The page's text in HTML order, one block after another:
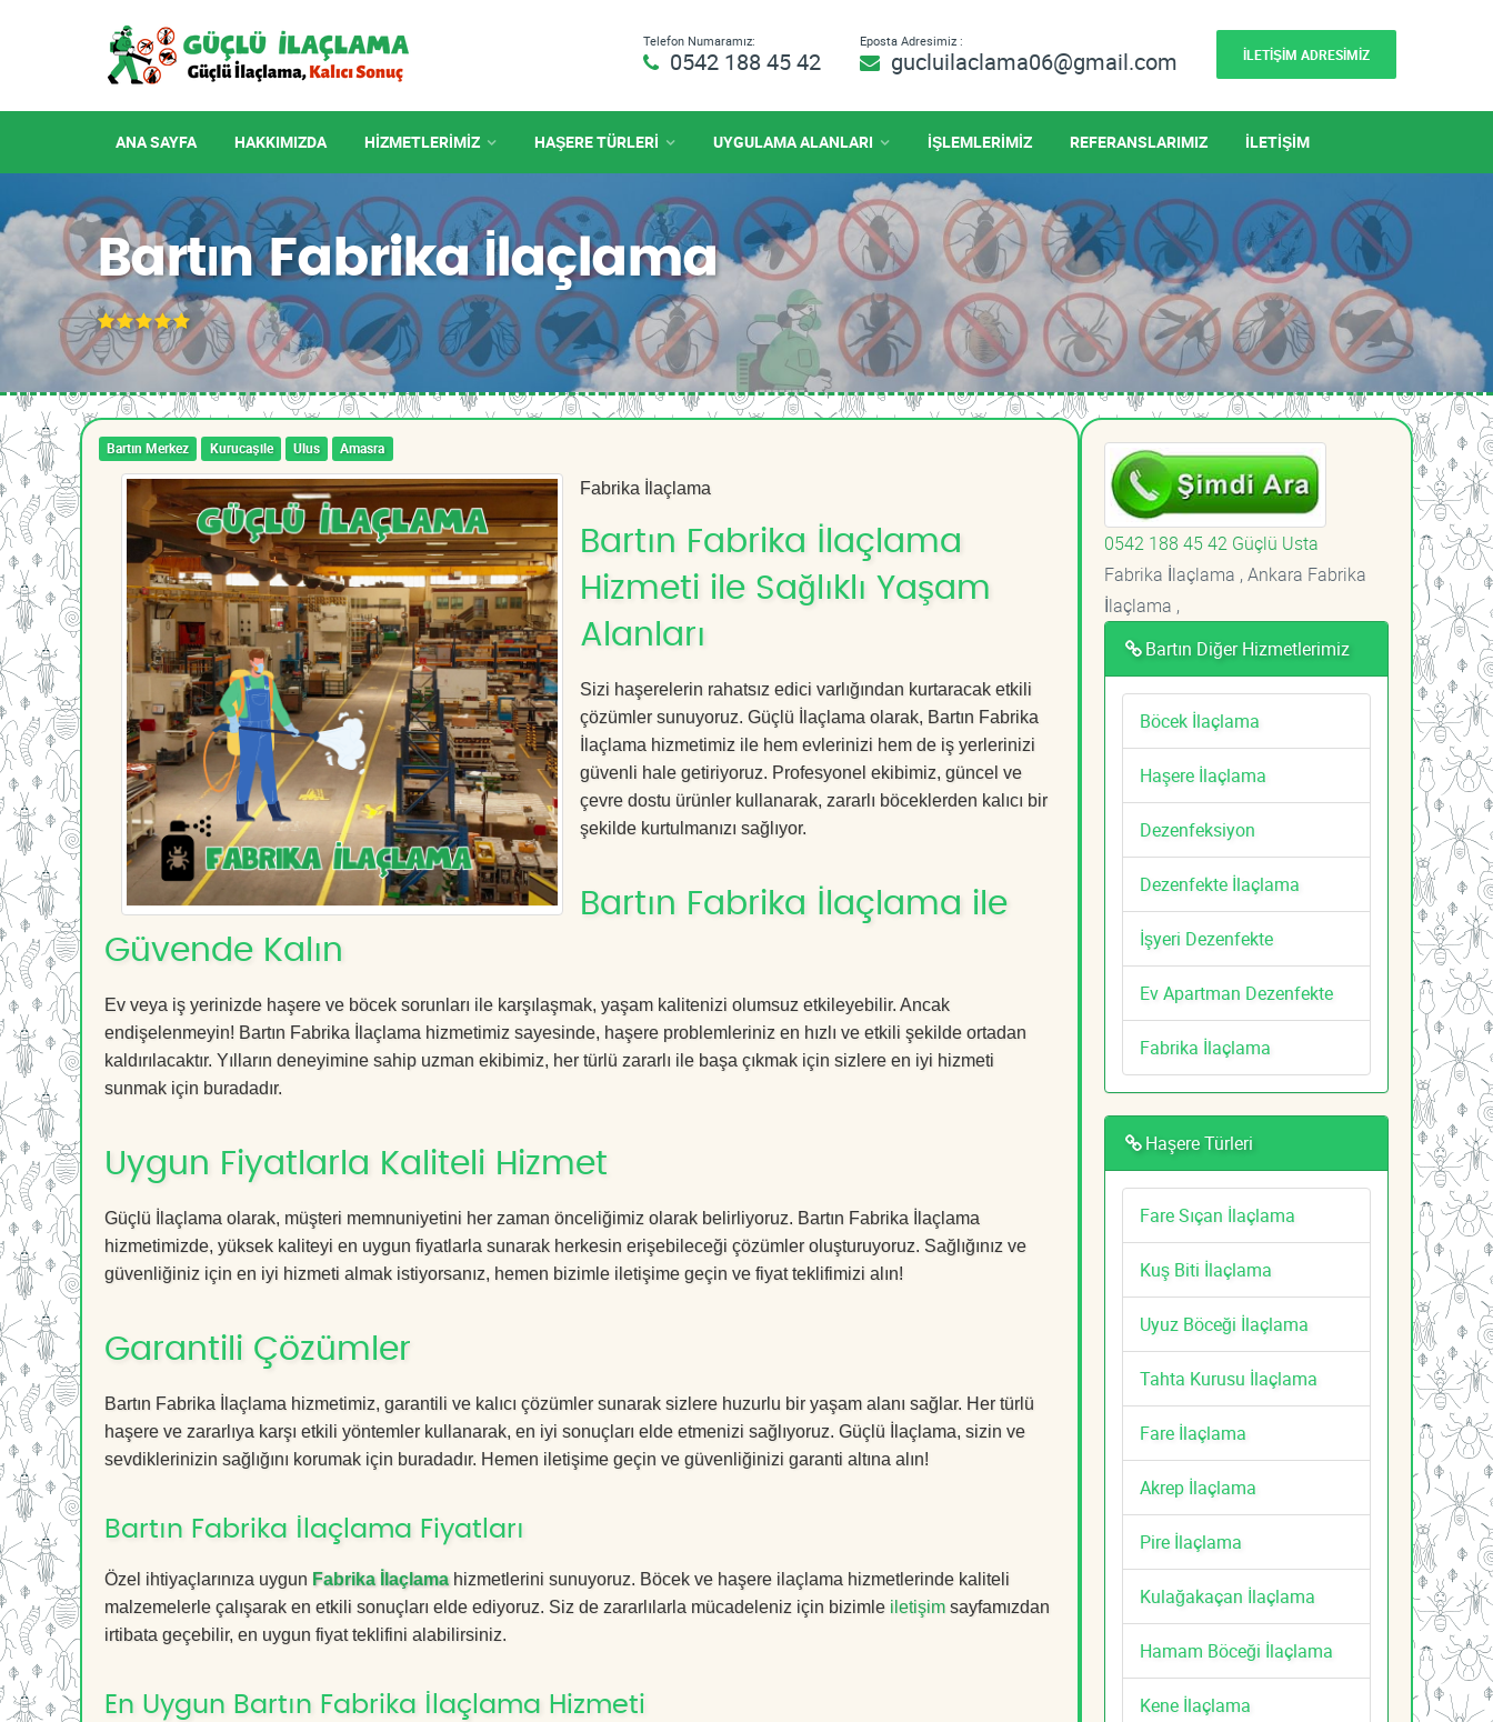
Telefon Numaramız:
0542 188 45 42
Eposta Adresimiz :
gucluilaclama06@gmail.com İLETİŞİM ADRESİMİZ
ANA SAYFA HAKKIMIZDA HIZMETLERIMIZ HAŞERE TÜRLERİ UYGULAMA ALANLARI İŞLEMLERİMİZ REFERANSLARIMIZ İLETİŞİM
Bartın Fabrika İlaçlama
Bartın Merkez Kurucaşile Ulus Amasra
Fabrika İlaçlama
Bartın Fabrika İlaçlama
Hizmeti ile Sağlıklı Yaşam
Alanları
Sizi haşerelerin rahatsız edici varlığından kurtaracak etkili
çözümler sunuyoruz. Güçlü İlaçlama olarak, Bartın Fabrika
İlaçlama hizmetimiz ile hem evlerinizi hem de iş yerlerinizi
güvenli hale getiriyoruz. Profesyonel ekibimiz, güncel ve
çevre dostu ürünler kullanarak, zararlı böceklerden kalıcı bir
şekilde kurtulmanızı sağlıyor.
Bartın Fabrika İlaçlama ile
Güvende Kalın
Ev veya iş yerinizde haşere ve böcek sorunları ile karşılaşmak, yaşam kalitenizi olumsuz etkileyebilir. Ancak
endişelenmeyin! Bartın Fabrika İlaçlama hizmetimiz sayesinde, haşere problemleriniz en hızlı ve etkili şekilde ortadan
kaldırılacaktır. Yılların deneyimine sahip uzman ekibimiz, her türlü zararlı ile başa çıkmak için sizlere en iyi hizmeti
sunmak için buradadır.
Uygun Fiyatlarla Kaliteli Hizmet
Güçlü İlaçlama olarak, müşteri memnuniyetini her zaman önceliğimiz olarak belirliyoruz. Bartın Fabrika İlaçlama
hizmetimizde, yüksek kaliteyi en uygun fiyatlarla sunarak herkesin erişebileceği çözümler oluşturuyoruz. Sağlığınız ve
güvenliğiniz için en iyi hizmeti almak istiyorsanız, hemen bizimle iletişime geçin ve fiyat teklifimizi alın!
Garantili Çözümler
Bartın Fabrika İlaçlama hizmetimiz, garantili ve kalıcı çözümler sunarak sizlere huzurlu bir yaşam alanı sağlar. Her türlü
haşere ve zararlıya karşı etkili yöntemler kullanarak, en iyi sonuçları elde etmenizi sağlıyoruz. Güçlü İlaçlama, sizin ve
sevdiklerinizin sağlığını korumak için buradadır. Hemen iletişime geçin ve güvenliğinizi garanti altına alın!
Bartın Fabrika İlaçlama Fiyatları
Özel ihtiyaçlarınıza uygun Fabrika İlaçlamahizmetlerini sunuyoruz. Böcek ve haşere ilaçlama hizmetlerinde kaliteli
malzemelerle çalışarak en etkili sonuçları elde ediyoruz. Siz de zararlılarla mücadeleniz için bizimle iletişim sayfamızdan
irtibata geçebilir, en uygun fiyat teklifini alabilirsiniz.
En Uygun Bartın Fabrika İlaçlama Hizmeti
0542 188 45 42 Güçlü Usta
Fabrika İlaçlama , Ankara Fabrika
İlaçlama ,
Bartın Diğer Hizmetlerimiz
Böcek İlaçlama
Haşere İlaçlama
Dezenfeksiyon
Dezenfekte İlaçlama
İşyeri Dezenfekte
Ev Apartman Dezenfekte
Fabrika İlaçlama
Haşere Türleri
Fare Sıçan İlaçlama
Kuş Biti İlaçlama
Uyuz Böceği İlaçlama
Tahta Kurusu İlaçlama
Fare İlaçlama
Akrep İlaçlama
Pire İlaçlama
Kulağakaçan İlaçlama
Hamam Böceği İlaçlama
Kene İlaçlama